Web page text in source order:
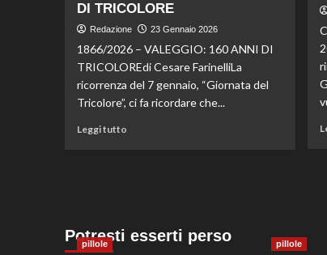
DI TRICOLORE
Redazione 23 Gennaio 2026
1866/2026 – VALEGGIO: 160 ANNI DI
TRICOLOREdi Cesare FarinelliLa
ricorrenza del 7 gennaio, “Giornata del
Tricolore”, ci fa ricordare che...
Leggi tutto
Potresti esserti perso
pillole pillole